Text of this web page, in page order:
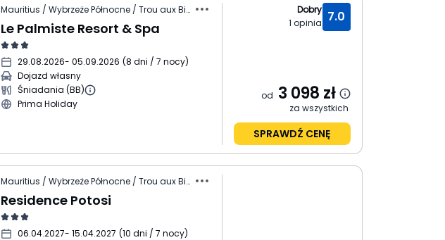
Mauritius / Wybrzeże Północne / Trou aux Biches
Le Palmiste Resort & Spa
29.08.2026- 05.09.2026 (8 dni / 7 nocy)
Dojazd własny
Śniadania (BB)
Prima Holiday
7.0
Dobry
1 opinia
od 3 098 zł
za wszystkich
SPRAWDŹ CENĘ
Mauritius / Wybrzeże Północne / Trou aux Biches
Residence Potosi
06.04.2027- 15.04.2027 (10 dni / 7 nocy)